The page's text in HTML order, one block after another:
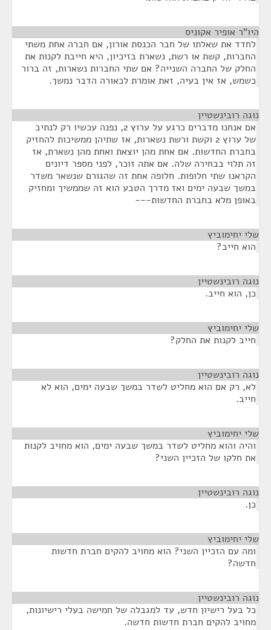
היו"ר אופיר אקוניס
לחדד את שאלתו של חבר הכנסת אורון, אם חברה אחת משתי
החברות, קשת או רשת, נשארת בזיכיון, היא חייבת לקנות את
החלק של החברה השנייה? אם שתי החברות נשארות, זה ברור
כשמש, אז אין בעיה, זאת אומרת לכאורה הדבר נמשך.
נוגה רובינשטיין
אם אנחנו מדברים כרגע על ערוץ 2, נפנה עכשיו רק לנתיב
של ערוץ 2 וקשת ורשת נשארות, אז שתיהן ממשיכות להחזיק
בחברת החדשות. אם אחת מהן יוצאת ואחת מהן נשארת, אז
זה תלוי בבחירה שלה. אם אתה זוכר, לפני מספר דיונים
הקראנו שתי חלופות. חלופה אחת זה שהגורם שנשאר משדר
במשך שבעה ימים ואז מדרך הטבע הוא זה שממשיך ומחזיק
באופן מלא בחברת החדשות---
שלי יחימוביץ
הוא חייב?
נוגה רובינשטיין
כן, הוא חייב.
שלי יחימוביץ
חייב לקנות את החלק?
נוגה רובינשטיין
לא, רק אם הוא מחליט לשדר במשך שבעה ימים, הוא לא
חייב.
שלי יחימוביץ
והיה והוא מחליט לשדר במשך שבעה ימים, הוא מחויב לקנות
את חלקו של הזכיין השני?
נוגה רובינשטיין
כן.
שלי יחימוביץ
ומה עם הזכיין השני? הוא מחויב להקים חברת חדשות
חדשה?
נוגה רובינשטיין
כל בעל רישיון חדש, עד למגבלה של חמישה בעלי רישיונות,
מחויב להקים חברת חדשות חדשה.